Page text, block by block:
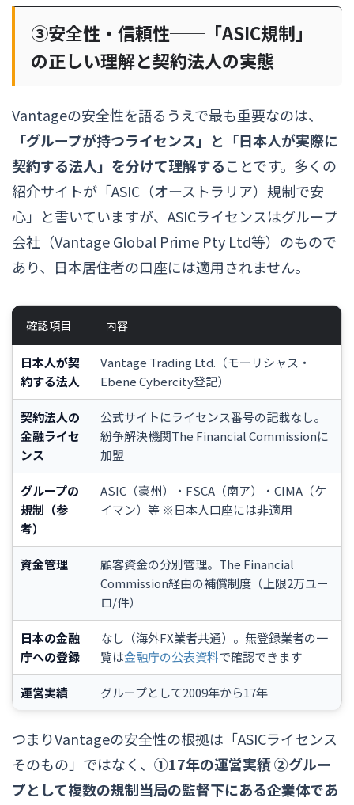
③安全性・信頼性──「ASIC規制」
の正しい理解と契約法人の実態
Vantageの安全性を語るうえで最も重要なのは、
「グループが持つライセンス」と「日本人が実際に
契約する法人」を分けて理解することです。多くの
紹介サイトが「ASIC（オーストラリア）規制で安
心」と書いていますが、ASICライセンスはグループ
会社（Vantage Global Prime Pty Ltd等）のもので
あり、日本居住者の口座には適用されません。
確認項目 内容
日本人が契
約する法人
Vantage Trading Ltd.（モーリシャス・
Ebene Cybercity登記）
契約法人の
金融ライセ
ンス
公式サイトにライセンス番号の記載なし。
紛争解決機関The Financial Commissionに
加盟
グループの
規制（参
考）
ASIC（豪州）・FSCA（南ア）・CIMA（ケ
イマン）等 ※日本人口座には非適用
資金管理
顧客資金の分別管理。The Financial
Commission経由の補償制度（上限2万ユー
ロ/件）
日本の金融
庁への登録
なし（海外FX業者共通）。無登録業者の一
覧は金融庁の公表資料で確認できます
運営実績 グループとして2009年から17年
つまりVantageの安全性の根拠は「ASICライセンス
そのもの」ではなく、 ①17年の運営実績 ②グルー
プとして複数の規制当局の監督下にある企業体であ